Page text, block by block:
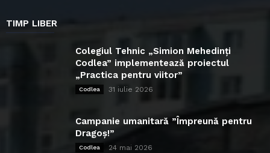
TIMP LIBER
Colegiul Tehnic „Simion Mehedinți
Codlea” implementează proiectul
„Practica pentru viitor”
Codlea 31 iulie 2026
Campanie umanitară ”Împreună pentru
Dragoș!”
Codlea 24 mai 2026